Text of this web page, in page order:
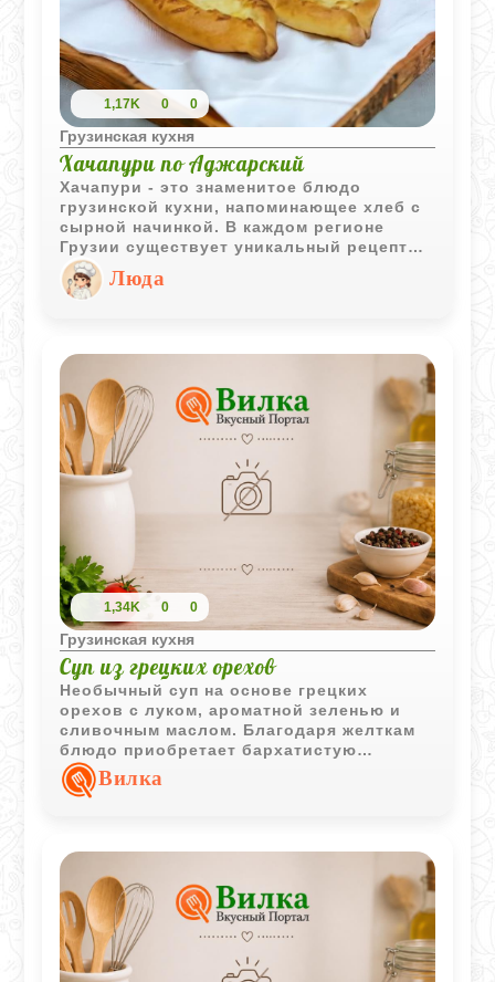
1,17K 0 0
Грузинская кухня
Хачапури по Аджарский
Хачапури - это знаменитое блюдо
грузинской кухни, напоминающее хлеб с
сырной начинкой. В каждом регионе
Грузии существует уникальный рецепт
хачапури, включая мегрельские,
имеретинские, рачулинские, аджарские и
Люда
1,34K 0 0
Грузинская кухня
Суп из грецких орехов
Необычный суп на основе грецких
орехов с луком, ароматной зеленью и
сливочным маслом. Благодаря желткам
блюдо приобретает бархатистую
текстуру и насыщенный вкус.
Вилка